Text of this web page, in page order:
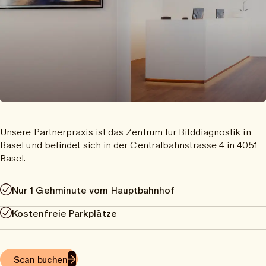
Unsere Partnerpraxis ist das Zentrum für Bilddiagnostik in
Basel und befindet sich in der Centralbahnstrasse 4 in 4051
Basel.
Nur 1 Gehminute vom Hauptbahnhof
Kostenfreie Parkplätze
Scan buchen